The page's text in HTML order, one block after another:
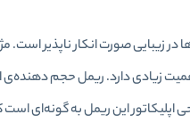
در زیبایی صورت انکار ناپذیر
زیادی دارد. ریمل حجم دهنده‌ی
اپلیکاتور این ریمل به گونه‌ای